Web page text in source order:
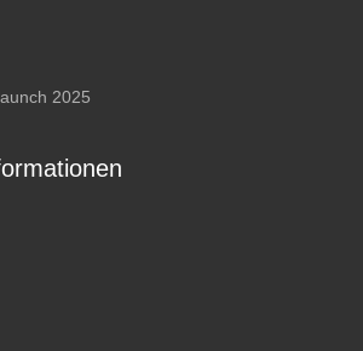
2025